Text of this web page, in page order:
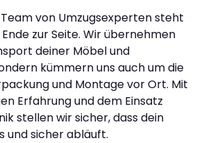
von Umzugsexperten steht
zur Seite. Wir übernehmen
deiner Möbel und
kümmern uns auch um die
und Montage vor Ort. Mit
Erfahrung und dem Einsatz
stellen wir sicher, dass dein
und sicher abläuft.